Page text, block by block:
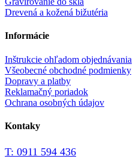
Drevená a kožená bižutéria
Informácie
Inštrukcie ohľadom objednávania
Všeobecné obchodné podmienky
Dopravy a platby
Reklamačný poriadok
Ochrana osobných údajov
Kontaky
T: 0911 594 436